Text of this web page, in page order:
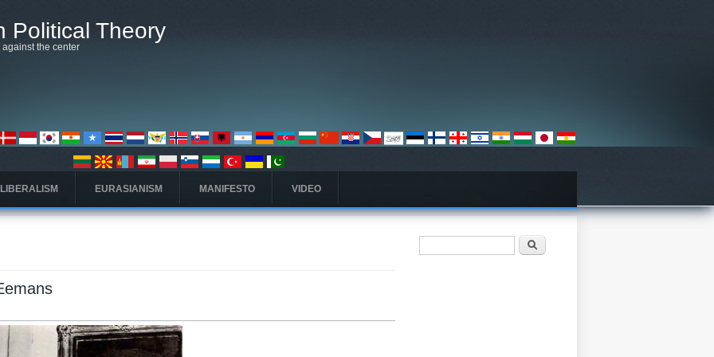
Political Theory
the center
EURASIANISM MANIFESTO VIDEO
Search form